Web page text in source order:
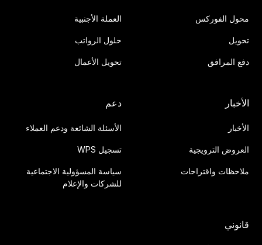
محول الفوركس
تحويل
دفع المرافق
العملة الأجنبية
حلول الرواتب
تحويل الأعمال
الأخبار
الأخبار
العروض الترويجية
ملاحظات واقتراحات
دعم
الأسئلة الشائعة ودعم العملاء
تسجيل WPS
سياسة المسؤولية الاجتماعية
للشركات والإعلام
قانوني